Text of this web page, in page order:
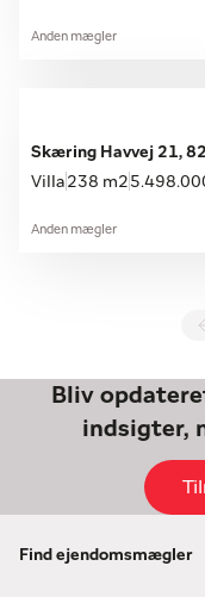
Anden mægler
Skæring Havvej 21,
Villa 238 m2
Anden mægler
Bliv
indsigter,
Find ejendomsmægler